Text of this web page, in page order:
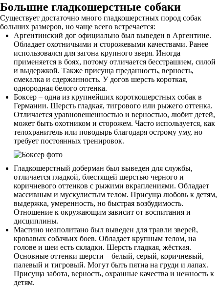
Большие гладкошерстные собаки
Существует достаточно много гладкошерстных пород собак
больших размеров, но чаще всего встречается:
Аргентинский дог официально был выведен в Аргентине.
Обладает охотничьими и сторожевыми качествами. Ранее
использовался для загона крупного зверя. Иногда
применяется в боях, потому отличается бесстрашием, силой
и выдержкой. Также присуща преданность, верность,
смекалка и сдержанность. У догов шерсть короткая,
однородная белого оттенка.
Боксер – одна из крупнейших короткошерстных собак в
Германии. Шерсть гладкая, тигрового или рыжего оттенка.
Отличается уравновешенностью и верностью, любит детей,
может быть охотником и сторожем. Часто используется, как
телохранитель или поводырь благодаря острому уму, но
требует постоянных тренировок.
Гладкошерстный доберман был выведен для службы,
отличается гладкой, блестящей шерстью черного и
коричневого оттенков с рыжими вкраплениями. Обладает
массивным и мускулистым телом. Присуща любовь к детям,
выдержка, умеренность, но быстрая возбудимость.
Отношение к окружающим зависит от воспитания и
дисциплины.
Мастино неаполитано был выведен для травли зверей,
кровавых собачьих боев. Обладает крупным телом, на
голове и шеи есть складки. Шерсть гладкая, жёсткая.
Основные оттенки шерсти – белый, серый, коричневый,
палевый и тигровый. Могут быть пятна на груди и лапах.
Присуща забота, верность, охранные качества и нежность к
детям.